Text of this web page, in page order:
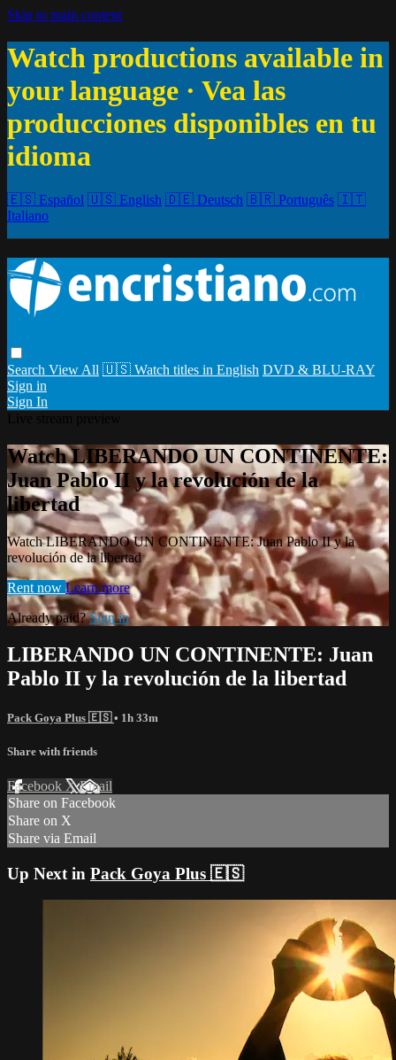
Skip to main content
Watch productions available in
your language · Vea las
producciones disponibles en tu
idioma
🇪🇸 Español 🇺🇸 English 🇩🇪 Deutsch 🇧🇷 Português 🇮🇹
Italiano
Search View All 🇺🇸 Watch titles in English DVD & BLU-RAY
Sign in
Sign In
Watch LIBERANDO UN CONTINENTE:
Juan Pablo II y la revolución de la
libertad
Watch LIBERANDO UN CONTINENTE: Juan Pablo II y la
revolución de la libertad
Rent now Learn more
Already paid?Sign in
LIBERANDO UN CONTINENTE: Juan
Pablo II y la revolución de la libertad
Pack Goya Plus 🇪🇸• 1h 33m
Share with friends
Facebook XEmail
Share on Facebook
Share on X
Share via Email
Up Next in Pack Goya Plus 🇪🇸